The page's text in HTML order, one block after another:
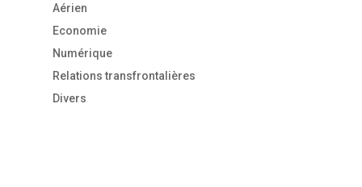
Aérien
Economie
Numérique
Relations transfrontalières
Divers